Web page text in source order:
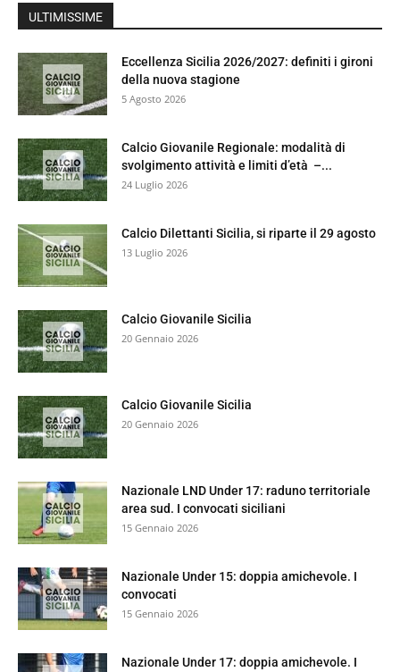
ULTIMISSIME
Eccellenza Sicilia 2026/2027: definiti i gironi
della nuova stagione
5 Agosto 2026
Calcio Giovanile Regionale: modalità di
svolgimento attività e limiti d’età –...
24 Luglio 2026
Calcio Dilettanti Sicilia, si riparte il 29 agosto
13 Luglio 2026
Calcio Giovanile Sicilia
20 Gennaio 2026
Calcio Giovanile Sicilia
20 Gennaio 2026
Nazionale LND Under 17: raduno territoriale
area sud. I convocati siciliani
15 Gennaio 2026
Nazionale Under 15: doppia amichevole. I
convocati
15 Gennaio 2026
Nazionale Under 17: doppia amichevole. I